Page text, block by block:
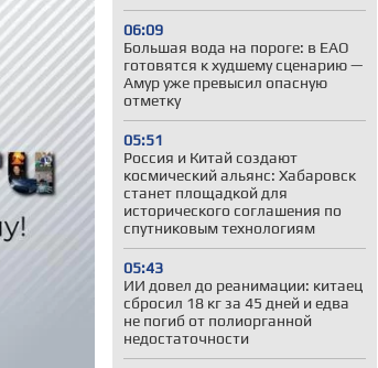
06:09
Большая вода на пороге: в ЕАО
готовятся к худшему сценарию —
Амур уже превысил опасную
отметку
05:51
Россия и Китай создают
космический альянс: Хабаровск
станет площадкой для
исторического соглашения по
спутниковым технологиям
05:43
ИИ довел до реанимации: китаец
сбросил 18 кг за 45 дней и едва
не погиб от полиорганной
недостаточности